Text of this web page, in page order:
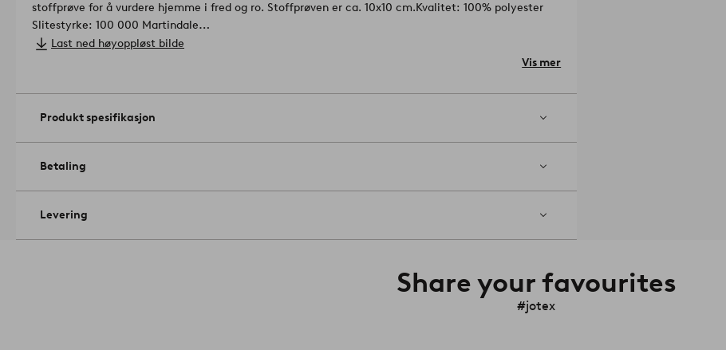
stoffprøve for å vurdere hjemme i fred og ro. Stoffprøven er ca. 10x10 cm.Kvalitet: 100% polyester
Slitestyrke: 100 000 Martindale
Lysekthet: 3,5/5
Last ned høyoppløst bilde
Vis mer
Produkt spesifikasjon
Betaling
Levering
Share your favourites
#jotex